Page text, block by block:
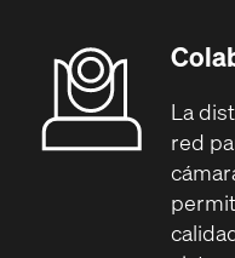
La
red